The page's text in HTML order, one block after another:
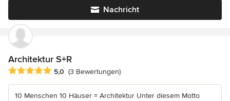
Nachricht
Architektur S+R
Durchschnittliche Bewertung: 5 von 5 Sternen
5,0 (3 Bewertungen)
10 Menschen 10 Häuser = Architektur Unter diesem Motto